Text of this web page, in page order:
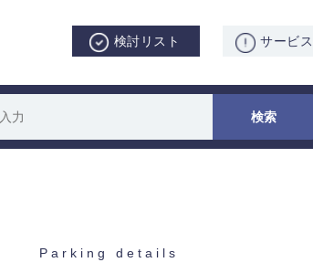
検討リスト サービ
Parking details